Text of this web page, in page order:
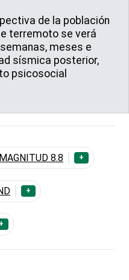
de la población
terremoto se verá
meses e
sísmica posterior,
psicosocial
8.8 +
+
+